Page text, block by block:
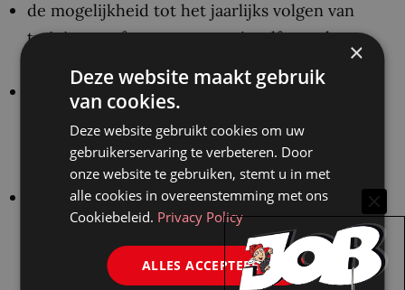
de mogelijkheid tot het jaarlijks volgen van
trainingen of cursussen om jezelf zowel
persoonlijk als zakelijk te ontwikkelen;
een eigen werkplek op een kamer met een van
indien nodig vanuit huis te werken;
een informele werkomgeving met veel leuke
kantooractiviteiten, zoals teamuitjes,
donderdag- en vrijdagmiddagborrels,
kantoorfeesten en een wintersportweekend;
×
Deze website maakt gebruik
van cookies.
Deze website gebruikt cookies om uw
gebruikerservaring te verbeteren. Door
onze website te gebruiken, stemt u in met
alle cookies in overeenstemming met ons
Cookiebeleid. Privacy Policy
ALLES ACCEPTEREN